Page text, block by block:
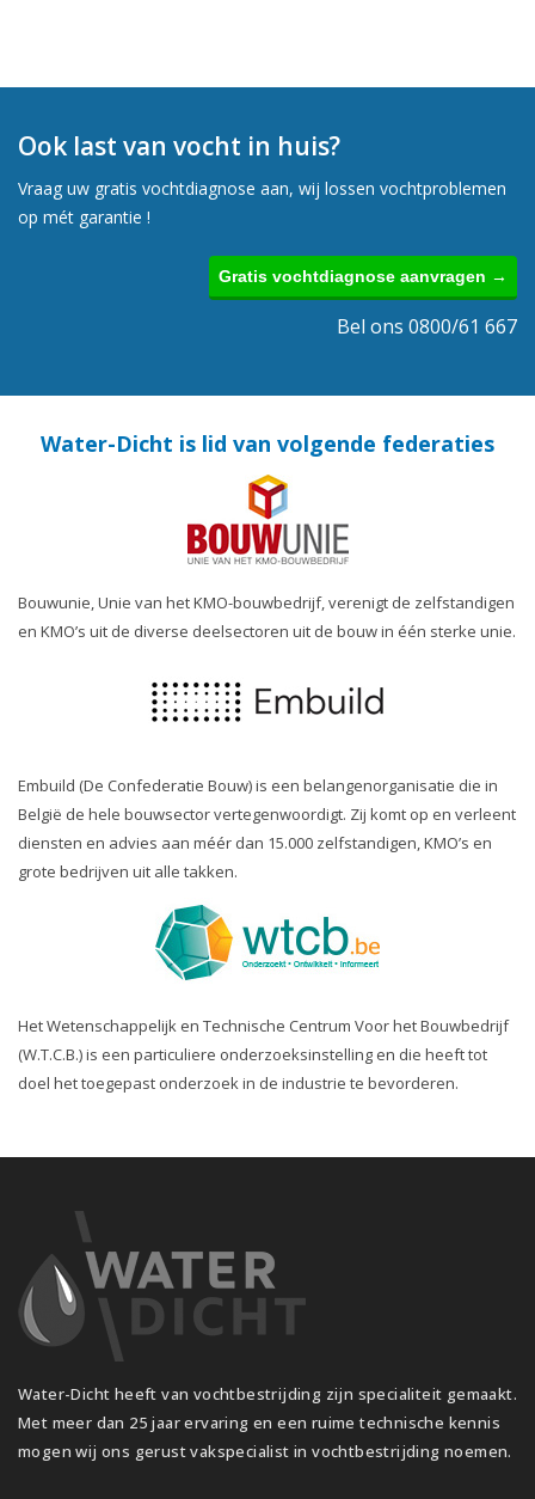
Ook last van vocht in huis?
Vraag uw gratis vochtdiagnose aan, wij lossen vochtproblemen
op mét garantie !
Gratis vochtdiagnose aanvragen →
Bel ons 0800/61 667
Water-Dicht is lid van volgende federaties
Bouwunie, Unie van het KMO-bouwbedrijf, verenigt de zelfstandigen
en KMO’s uit de diverse deelsectoren uit de bouw in één sterke unie.
Embuild (De Confederatie Bouw) is een belangenorganisatie die in
België de hele bouwsector vertegenwoordigt. Zij komt op en verleent
diensten en advies aan méér dan 15.000 zelfstandigen, KMO’s en
grote bedrijven uit alle takken.
Het Wetenschappelijk en Technische Centrum Voor het Bouwbedrijf
(W.T.C.B.) is een particuliere onderzoeksinstelling en die heeft tot
doel het toegepast onderzoek in de industrie te bevorderen.
Water-Dicht heeft van vochtbestrijding zijn specialiteit gemaakt.
Met meer dan 25 jaar ervaring en een ruime technische kennis
mogen wij ons gerust vakspecialist in vochtbestrijding noemen.